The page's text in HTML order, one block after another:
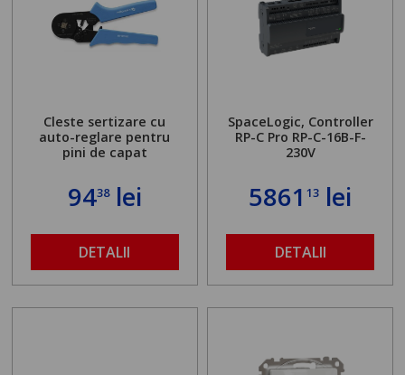
Cleste sertizare cu
auto-reglare pentru
pini de capat
9438lei
DETALII
SpaceLogic, Controller
RP-C Pro RP-C-16B-F-
230V
586113 lei
DETALII